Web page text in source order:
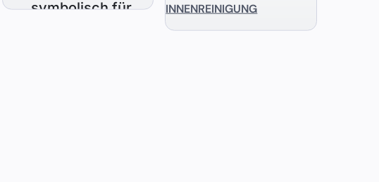
INNENREINIGUNG